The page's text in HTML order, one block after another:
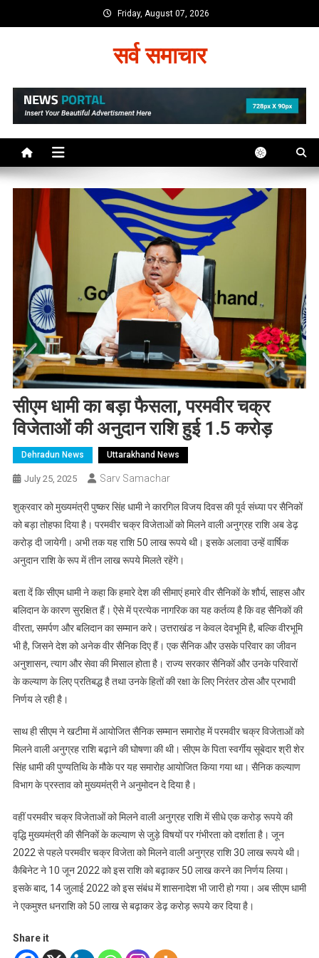
to
Friday, August 07, 2026
सर्व समाचार
सीएम धामी का बड़ा फैसला, परमवीर चक्र
विजेताओं की अनुदान राशि हुई 1.5 करोड़
Dehradun News Uttarakhand News
July 25, 2025 Sarv Samachar
शुक्रवार को मुख्यमंत्री पुष्कर सिंह धामी ने कारगिल विजय दिवस की पूर्व संध्या पर सैनिकों
को बड़ा तोहफा दिया है। परमवीर चक्र विजेताओं को मिलने वाली अनुग्रह राशि अब डेढ़
करोड़ दी जायेगी। अभी तक यह राशि 50 लाख रूपये थी। इसके अलावा उन्हें वार्षिक
अनुदान राशि के रूप में तीन लाख रूपये मिलते रहेंगे।
बता दें कि सीएम धामी ने कहा कि हमारे देश की सीमाएं हमारे वीर सैनिकों के शौर्य, साहस और
बलिदान के कारण सुरक्षित हैं। ऐसे में प्रत्येक नागरिक का यह कर्तव्य है कि वह सैनिकों की
वीरता, समर्पण और बलिदान का सम्मान करे। उत्तराखंड न केवल देवभूमि है, बल्कि वीरभूमि
भी है, जिसने देश को अनेक वीर सैनिक दिए हैं। एक सैनिक और उसके परिवार का जीवन
अनुशासन, त्याग और सेवा की मिसाल होता है। राज्य सरकार सैनिकों और उनके परिवारों
के कल्याण के लिए प्रतिबद्ध है तथा उनके हितों की रक्षा के लिए निरंतर ठोस और प्रभावी
निर्णय ले रही है।
साथ ही सीएम ने खटीमा में आयोजित सैनिक सम्मान समारोह में परमवीर चक्र विजेताओं को
मिलने वाली अनुग्रह राशि बढ़ाने की घोषणा की थी। सीएम के पिता स्वर्गीय सूबेदार श्री शेर
सिंह धामी की पुण्यतिथि के मौके पर यह समारोह आयोजित किया गया था। सैनिक कल्याण
विभाग के प्रस्ताव को मुख्यमंत्री ने अनुमोदन दे दिया है।
वहीं परमवीर चक्र विजेताओं को मिलने वाली अनुग्रह राशि में सीधे एक करोड़ रूपये की
वृद्धि मुख्यमंत्री की सैनिकों के कल्याण से जुड़े विषयों पर गंभीरता को दर्शाता है। जून
2022 से पहले परमवीर चक्र विजेता को मिलने वाली अनुग्रह राशि 30 लाख रूपये थी।
कैबिनेट ने 10 जून 2022 को इस राशि को बढ़ाकर 50 लाख करने का निर्णय लिया।
इसके बाद, 14 जुलाई 2022 को इस संबंध में शासनादेश भी जारी हो गया। अब सीएम धामी
ने एकमुश्त धनराशि को 50 लाख से बढ़ाकर डेढ़ करोड़ रूपये कर दिया है।
Share it